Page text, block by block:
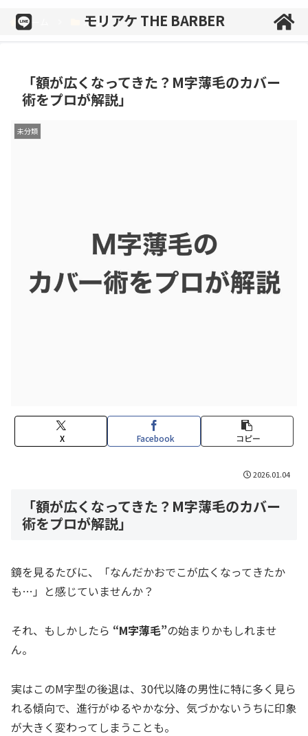
ホーム 未分類
「額が広くなってきた？M字薄毛のカバー
術をプロが解説」
未分類
X Facebook コピー
2026.01.04
「額が広くなってきた？M字薄毛のカバー
術をプロが解説」
鏡を見るたびに、「なんだかおでこが広くなってきたか
も…」と感じていませんか？
それ、もしかしたら “M字薄毛”の始まりかもしれませ
ん。
実はこのM字型の後退は、30代以降の男性に特に多く見ら
れる傾向で、進行がゆるやかな分、気づかないうちに印象
が大きく変わってしまうことも。
モリアケ THE BARBER